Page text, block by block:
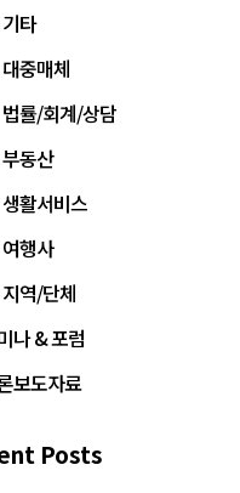
기타
대중매체
법률/회계/상담
부동산
생활서비스
여행사
지역/단체
나 & 포럼
보도자료
Posts